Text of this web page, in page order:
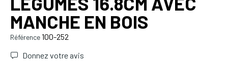
MANCHE EN BOIS
Référence100-252
Donnez votre avis